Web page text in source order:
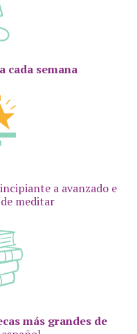
cada semana
a avanzado e
meditar
más grandes de